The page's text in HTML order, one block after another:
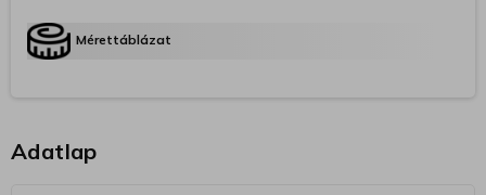
Mérettáblázat
Adatlap